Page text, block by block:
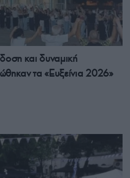
και δυναμική
τα «Ευξείνια 2026»